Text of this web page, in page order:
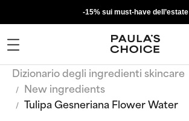
-15% sui must-have dell’estate
Dizionario degli ingredienti skincare
New ingredients
Tulipa Gesneriana Flower Water